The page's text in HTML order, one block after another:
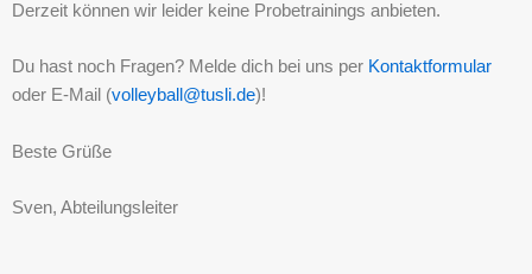
Derzeit können wir leider keine Probetrainings anbieten.
Du hast noch Fragen? Melde dich bei uns per Kontaktformular
oder E-Mail (volleyball@tusli.de)!
Beste Grüße
Sven, Abteilungsleiter